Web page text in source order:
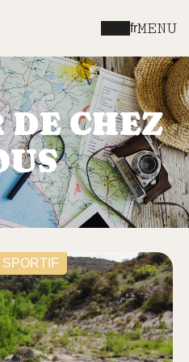
frMENU
CHEZ
SPORTIF